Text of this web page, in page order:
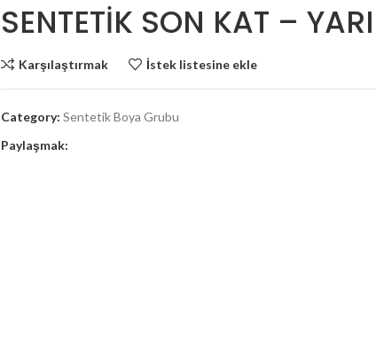
SENTETİK SON KAT –
Karşılaştırmak İstek listesine ekle
Category: Sentetik Boya Grubu
Paylaşmak: